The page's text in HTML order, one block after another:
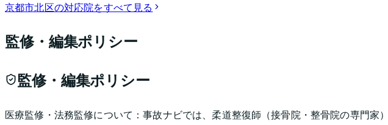
京都市北区の対応院をすべて見る
監修・編集ポリシー
監修・編集ポリシー
医療監修・法務監修について：事故ナビでは、柔道整復師（接骨院・整骨院の専門家